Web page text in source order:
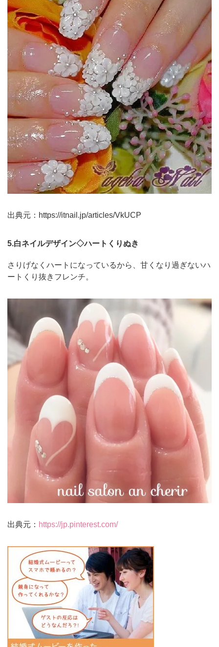
出典元： https://itnail.jp/articles/VkUCP
5.白ネイルデザイン◇ハートくりぬき
さりげなくハートになっているから、甘くなり過ぎないハ
ートくり抜きフレンチ。
出典元： https://jp.pinterest.com/